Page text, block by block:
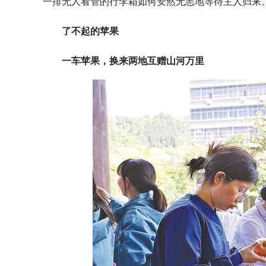
了不起的苹果
一车苹果，换来两地互赠山河万里